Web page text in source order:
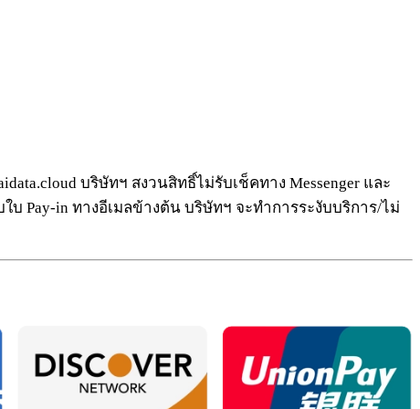
บริษัทฯ สงวนสิทธิ์ไม่รับเช็คทาง Messenger และ
Pay-in ทางอีเมลข้างต้น บริษัทฯ จะทำการระงับบริการ/ไม่